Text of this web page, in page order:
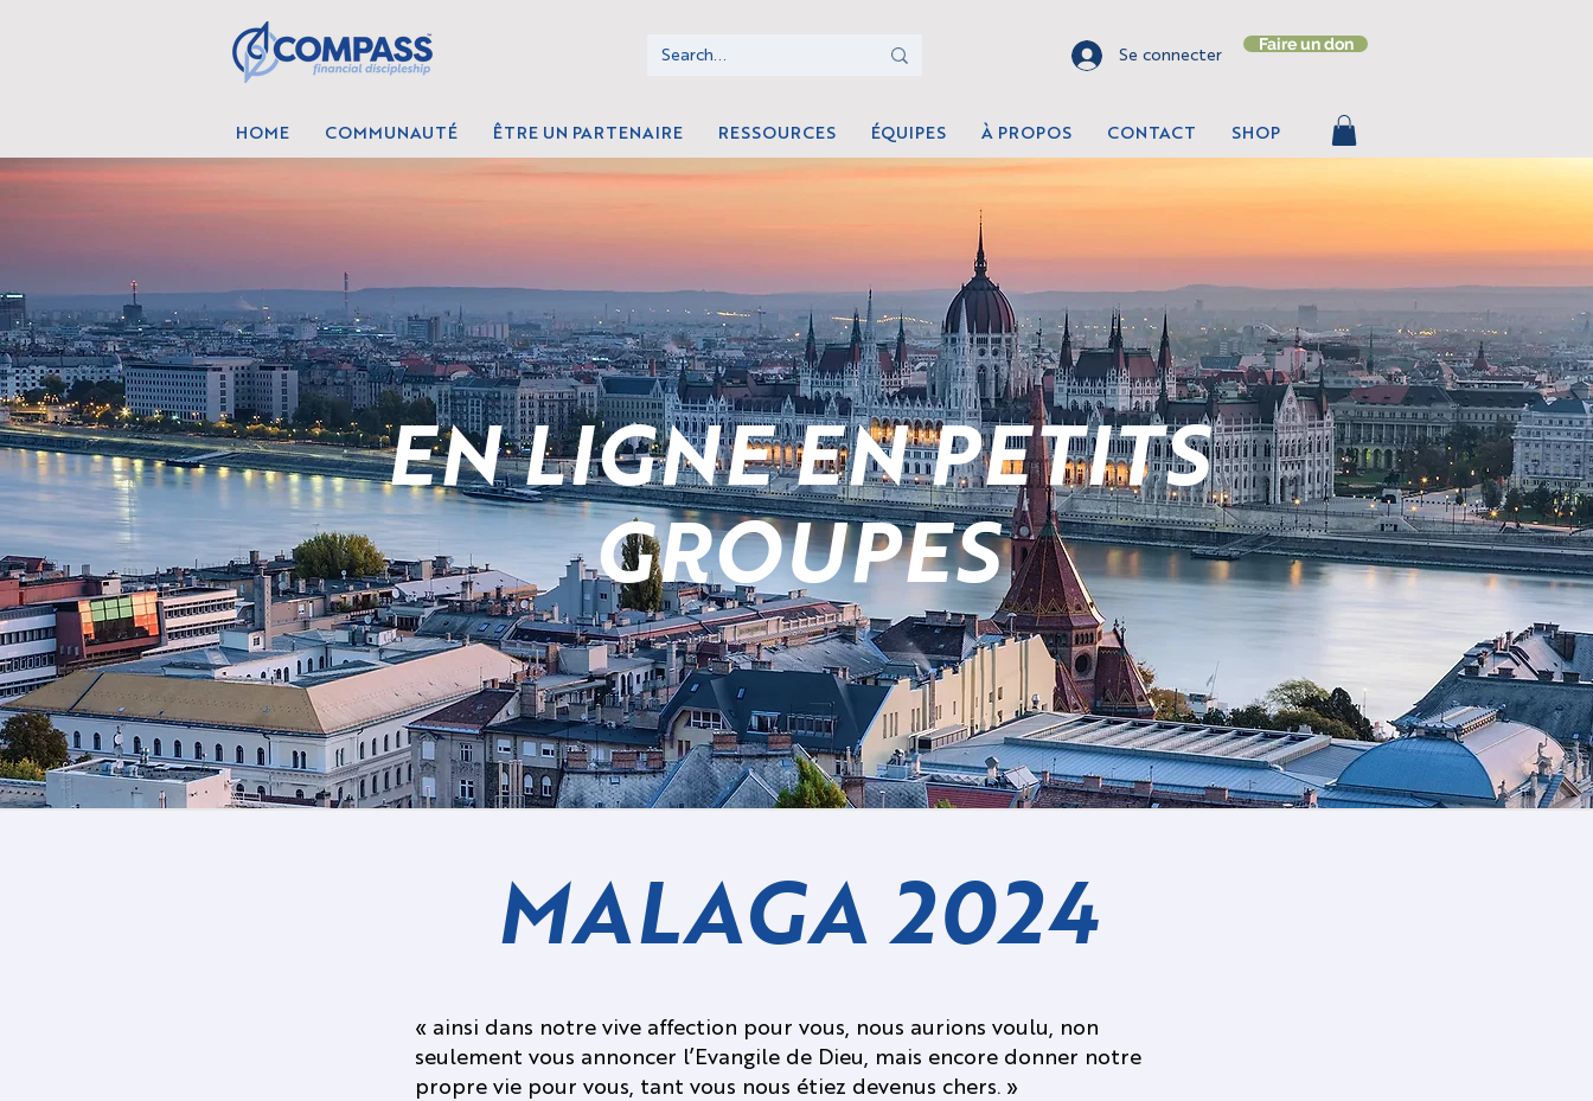
Se connecter
Faire un don
HOME COMMUNAUTÉ ÊTRE UN PARTENAIRE RESSOURCES ÉQUIPES À PROPOS CONTACT SHOP
EN LIGNE EN PETITS
GROUPES
MALAGA 2024
« ainsi dans notre vive affection pour vous, nous aurions voulu, non
seulement vous annoncer l’Evangile de Dieu, mais encore donner notre
propre vie pour vous, tant vous nous étiez devenus chers. »